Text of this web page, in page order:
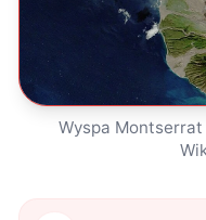
Wyspa Montserrat